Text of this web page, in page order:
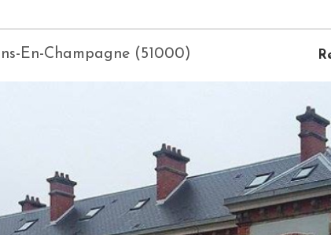
En-Champagne (51000)